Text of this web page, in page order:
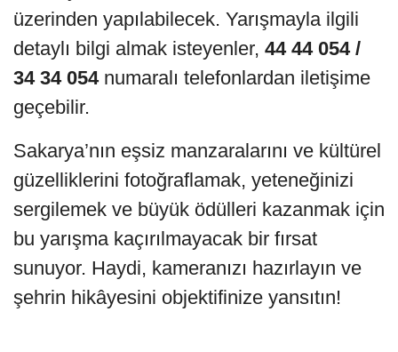
üzerinden yapılabilecek. Yarışmayla ilgili
detaylı bilgi almak isteyenler, 44 44 054 /
34 34 054numaralı telefonlardan iletişime
geçebilir.
Sakarya’nın eşsiz manzaralarını ve kültürel
güzelliklerini fotoğraflamak, yeteneğinizi
sergilemek ve büyük ödülleri kazanmak için
bu yarışma kaçırılmayacak bir fırsat
sunuyor. Haydi, kameranızı hazırlayın ve
şehrin hikâyesini objektifinize yansıtın!